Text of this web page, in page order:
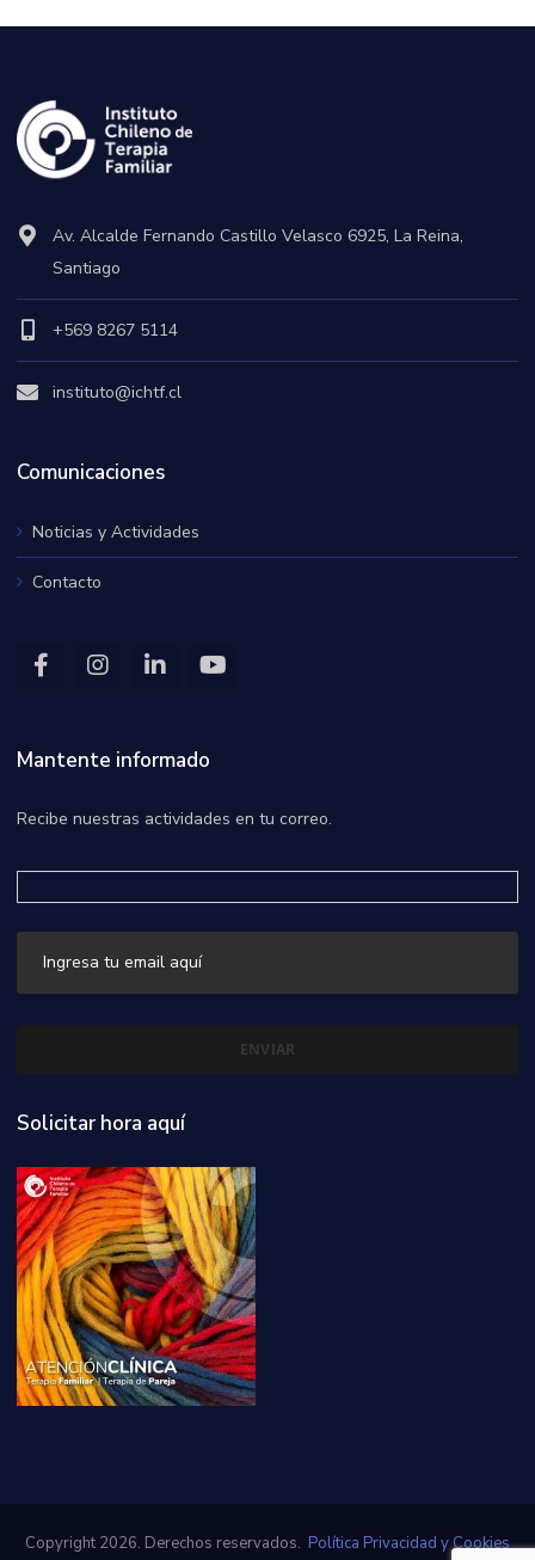
Av. Alcalde Fernando Castillo Velasco 6925, La Reina,
Santiago
+569 8267 5114
instituto@ichtf.cl
Comunicaciones
Noticias y Actividades
Contacto
Mantente informado
Recibe nuestras actividades en tu correo.
Solicitar hora aquí
Copyright 2026. Derechos reservados. Política Privacidad y Cookies